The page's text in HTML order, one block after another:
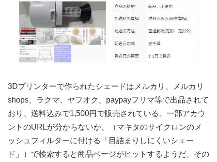
3Dプリンターで作られたシェードはメルカリ、メルカリ
shops、ラクマ、ヤフオク、paypayフリマ等で出品されて
おり、送料込みで1,500円で販売されている。一部アカウ
ントのURLが分からないが、（マキタのサイクロンのメ
ッシュフィルターに付ける「目詰まりしにくいシェー
ド」）で検索すると商品ページがヒットするようだ。その